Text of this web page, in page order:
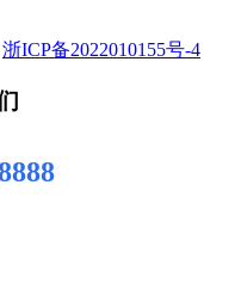
浙ICP备2022010155号-4